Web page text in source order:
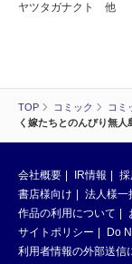
TOP コミック コミ
く嫁たちとのんびり無
ヤツタガナクト 他
会社概要 IR情報 採
書店様向け
法人様一
作品の利用について
サイトポリシー
Do
利用者情報の外部送信